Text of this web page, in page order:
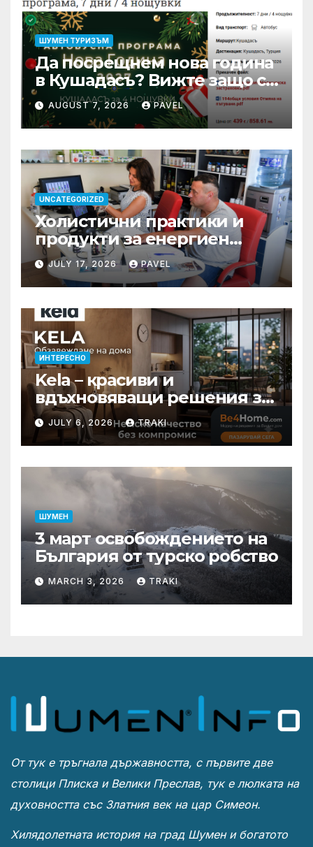
ШУМЕН ТУРИЗЪМ
Да посрещнем нова година
в Кушадасъ? Вижте защо си
заслужава …
AUGUST 7, 2026 PAVEL
UNCATEGORIZED
Холистични практики и
продукти за енергиен
баланс в ежедневието
JULY 17, 2026 PAVEL
ИНТЕРЕСНО
Kela – красиви и
вдъхновяващи решения за
вашия дом
JULY 6, 2026 TRAKI
ШУМЕН
3 март освобождението на
България от турско робство
MARCH 3, 2026 TRAKI
От тук е тръгнала държавността, с първите две
столици Плиска и Велики Преслав, тук е люлката на
духовността със Златния век на цар Симеон.
Хилядолетната история на град Шумен и богатото